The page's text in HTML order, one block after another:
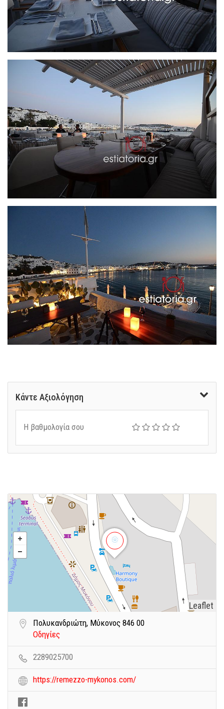
Κάντε Αξιολόγηση
Η βαθμολογία σου
Leaflet
Πολυκανδριώτη, Μύκονος 846 00
Οδηγίες
2289025700
https://remezzo-mykonos.com/